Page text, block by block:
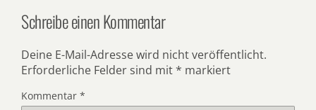
Schreibe einen Kommentar
Deine E-Mail-Adresse wird nicht veröffentlicht.
Erforderliche Felder sind mit * markiert
Kommentar *